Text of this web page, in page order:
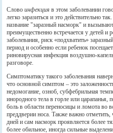
Словоинфекция в этом заболевании
легко заразиться и это действительно
название "заразный насморк" и
преимущественно встречается у детей и
заболевания, риск «подхватить»
период и особенно если ребенок
риновирусная инфекция воздушно-
разговоре.
Симптоматику такого заболевания
что основной симптом – это
недомогание, озноб, субфебрильная
инородного тела в горле или царапанья,
боль в области переносицы и ломота во
преддверии носа. Также важно
дней и сам насморк проявляется более
более обильное, иногда сильные